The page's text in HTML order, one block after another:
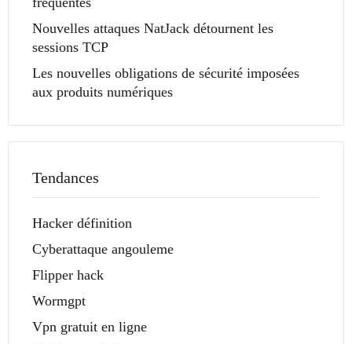
Nouvelles attaques NatJack détournent les
sessions TCP
Les nouvelles obligations de sécurité imposées
aux produits numériques
Tendances
Hacker définition
Cyberattaque angouleme
Flipper hack
Wormgpt
Vpn gratuit en ligne